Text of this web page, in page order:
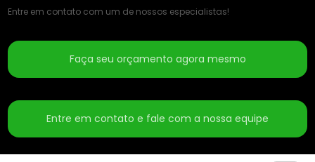
Entre em contato com um de nossos especialistas!
Faça seu orçamento agora mesmo
Entre em contato e fale com a nossa equipe